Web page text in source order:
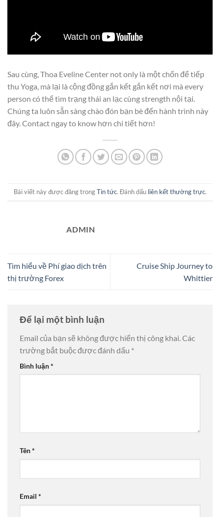
Sau cùng, Thoa Eveline Center not only là một chốn để tiếp
thu Yoga, mà lại là cộng đồng gắn kết gắn kết nơi mà every
person có thể tìm trạng thái an lạc cùng strength nội tại.
Chúng ta luôn sẵn sàng chào đón bạn bè đến hành trình này
đây. Contact ngay to know hơn chi tiết hơn!
Bài viết này được đăng trongTin tức. Đánh dấu liên kết thường trực.
ADMIN
Tìm hiểu về Phí giao dịch trên
thị trường Forex
Cruise Ship Journey to
Whittier
Để lại một bình luận
Email của bạn sẽ không được hiển thị công khai. Các
trường bắt buộc được đánh dấu *
Bình luận*
Tên*
Email *